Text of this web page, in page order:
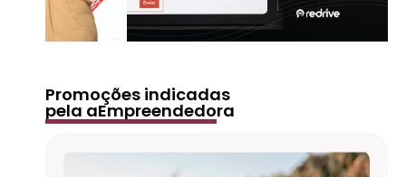
Promoções indicadas
pela aEmpreendedora